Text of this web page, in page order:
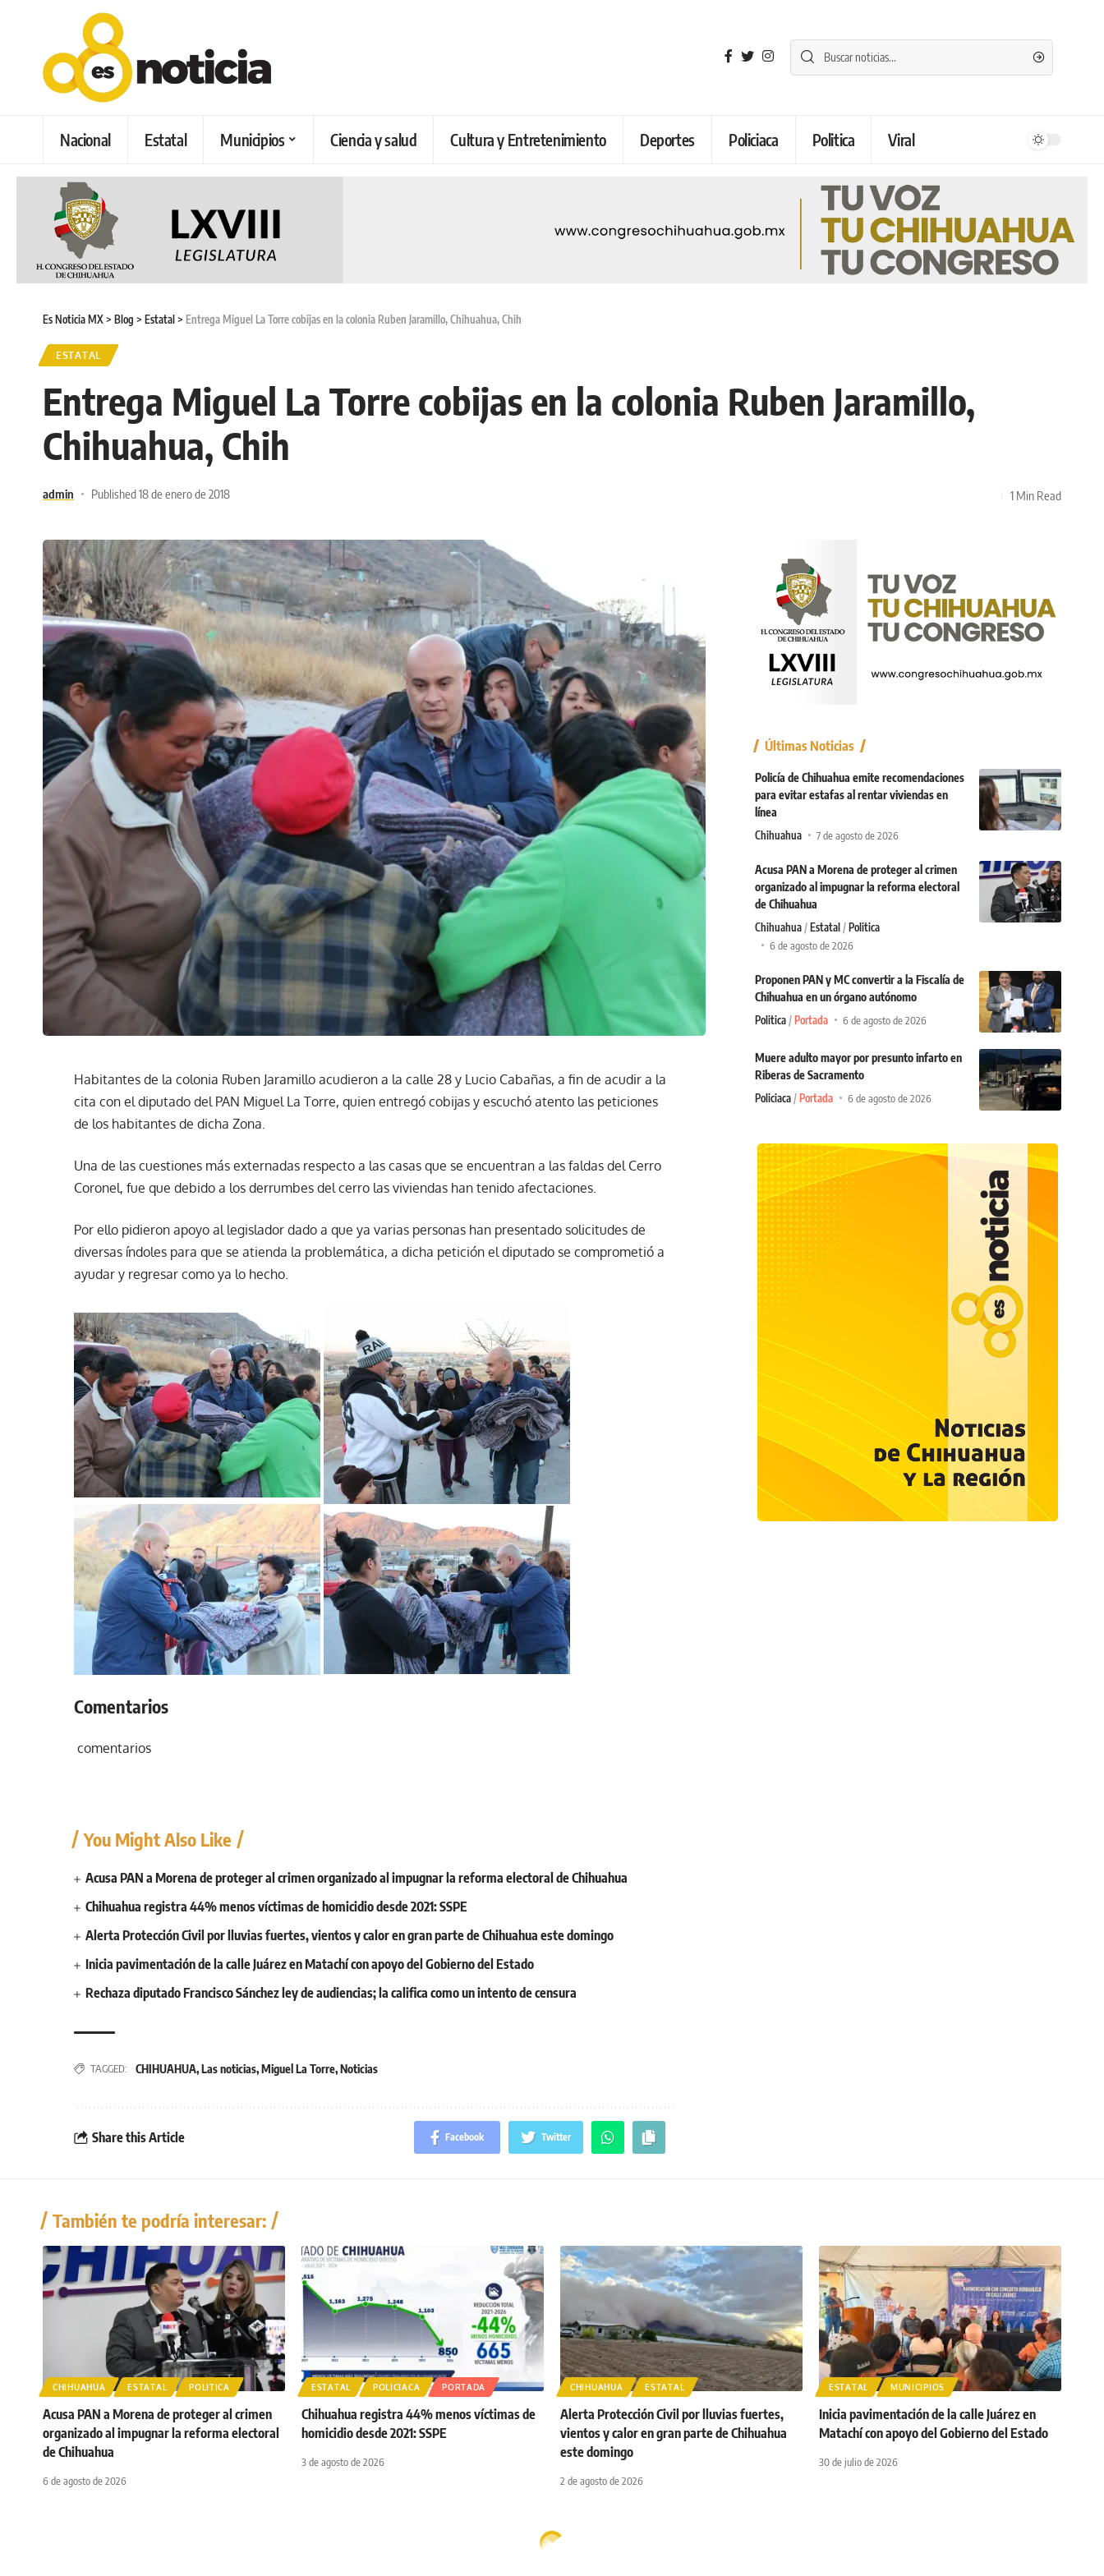
Nacional Estatal Municipios Ciencia y salud Cultura y Entretenimiento Deportes Policiaca Politica Viral
Es Noticia MX> Blog > Estatal > Entrega Miguel La Torre cobijas en la colonia Ruben Jaramillo, Chihuahua, Chih
ESTATAL
Entrega Miguel La Torre cobijas en la colonia Ruben Jaramillo,
Chihuahua, Chih
admin Published 18 de enero de 2018 1 Min Read
Habitantes de la colonia Ruben Jaramillo acudieron a la calle 28 y Lucio Cabañas, a fin de acudir a la
cita con el diputado del PAN Miguel La Torre, quien entregó cobijas y escuchó atento las peticiones
de los habitantes de dicha Zona.
Una de las cuestiones más externadas respecto a las casas que se encuentran a las faldas del Cerro
Coronel, fue que debido a los derrumbes del cerro las viviendas han tenido afectaciones.
Por ello pidieron apoyo al legislador dado a que ya varias personas han presentado solicitudes de
diversas índoles para que se atienda la problemática, a dicha petición el diputado se comprometió a
ayudar y regresar como ya lo hecho.
Comentarios
comentarios
You Might Also Like
Acusa PAN a Morena de proteger al crimen organizado al impugnar la reforma electoral de Chihuahua
Chihuahua registra 44% menos víctimas de homicidio desde 2021: SSPE
Alerta Protección Civil por lluvias fuertes, vientos y calor en gran parte de Chihuahua este domingo
Inicia pavimentación de la calle Juárez en Matachí con apoyo del Gobierno del Estado
Rechaza diputado Francisco Sánchez ley de audiencias; la califica como un intento de censura
TAGGED: CHIHUAHUA,Las noticias,Miguel La Torre,Noticias
Share this Article Facebook Twitter
Últimas Noticias
Policía de Chihuahua emite recomendaciones
para evitar estafas al rentar viviendas en
línea
Chihuahua 7 de agosto de 2026
Acusa PAN a Morena de proteger al crimen
organizado al impugnar la reforma electoral
de Chihuahua
Chihuahua Estatal
Politica
6 de agosto de 2026
Proponen PAN y MC convertir a la Fiscalía de
Chihuahua en un órgano autónomo
Politica Portada 6 de agosto de 2026
Muere adulto mayor por presunto infarto en
Riberas de Sacramento
Policiaca Portada 6 de agosto de 2026
También te podría interesar:
CHIHUAHUA ESTATAL POLITICA
Acusa PAN a Morena de proteger al crimen
organizado al impugnar la reforma electoral
de Chihuahua
6 de agosto de 2026
ESTATAL POLICIACA PORTADA
Chihuahua registra 44% menos víctimas de
homicidio desde 2021: SSPE
3 de agosto de 2026
CHIHUAHUA ESTATAL
Alerta Protección Civil por lluvias fuertes,
vientos y calor en gran parte de Chihuahua
este domingo
2 de agosto de 2026
ESTATAL MUNICIPIOS
Inicia pavimentación de la calle Juárez en
Matachí con apoyo del Gobierno del Estado
30 de julio de 2026